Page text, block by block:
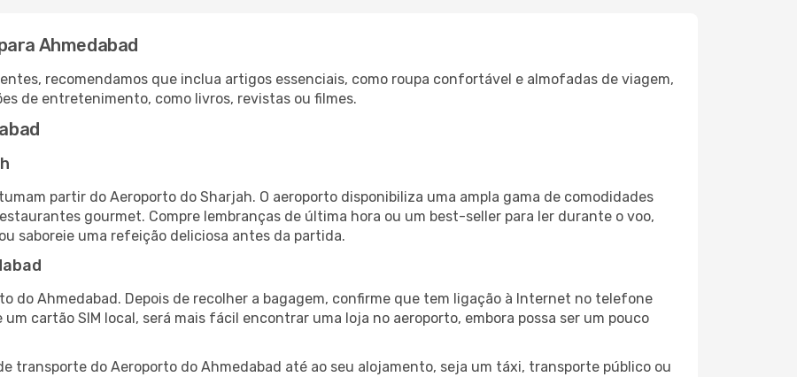
Ahmedabad
recomendamos que inclua artigos essenciais, como roupa confortável e almofadas de viagem,
de entretenimento, como livros, revistas ou filmes.
partir do Aeroporto do Sharjah. O aeroporto disponibiliza uma ampla gama de comodidades
gourmet. Compre lembranças de última hora ou um best-seller para ler durante o voo,
saboreie uma refeição deliciosa antes da partida.
do Ahmedabad. Depois de recolher a bagagem, confirme que tem ligação à Internet no telefone
cartão SIM local, será mais fácil encontrar uma loja no aeroporto, embora possa ser um pouco
transporte do Aeroporto do Ahmedabad até ao seu alojamento, seja um táxi, transporte público ou